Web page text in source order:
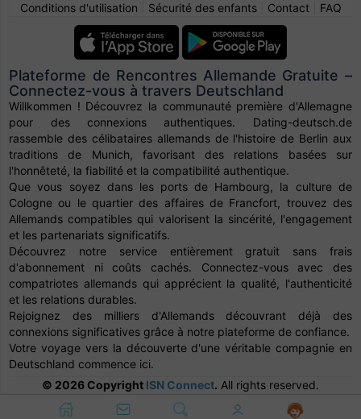
Conditions d'utilisation
Sécurité des enfants| Contact FAQ
Plateforme de Rencontres Allemande Gratuite –
Connectez-vous à travers Deutschland
Willkommen ! Découvrez la communauté première d'Allemagne
pour des connexions authentiques. Dating-deutsch.de
rassemble des célibataires allemands de l'histoire de Berlin aux
traditions de Munich, favorisant des relations basées sur
l'honnêteté, la fiabilité et la compatibilité authentique.
Que vous soyez dans les ports de Hambourg, la culture de
Cologne ou le quartier des affaires de Francfort, trouvez des
Allemands compatibles qui valorisent la sincérité, l'engagement
et les partenariats significatifs.
Découvrez notre service entièrement gratuit sans frais
d'abonnement ni coûts cachés. Connectez-vous avec des
compatriotes allemands qui apprécient la qualité, l'authenticité
et les relations durables.
Rejoignez des milliers d'Allemands découvrant déjà des
connexions significatives grâce à notre plateforme de confiance.
Votre voyage vers la découverte d'une véritable compagnie en
Deutschland commence ici.
© 2026 Copyright ISN Connect. All rights reserved.